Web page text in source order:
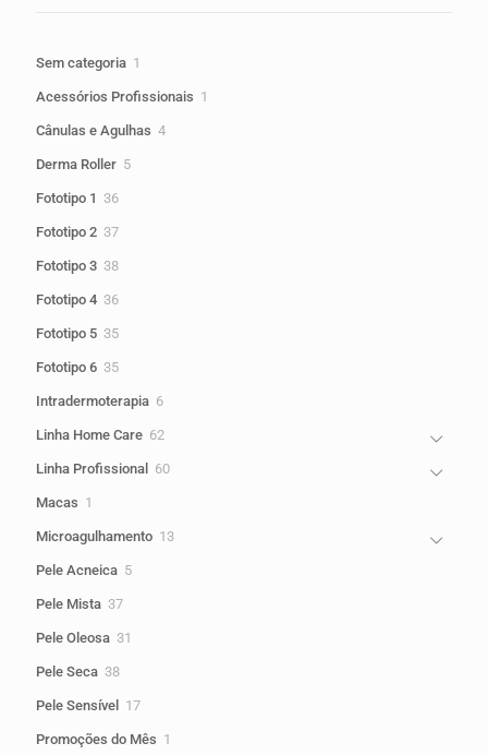
Sem categoria 1
Acessórios Profissionais 1
Cânulas e Agulhas 44
Derma Roller 55
Fototipo 1 3636
Fototipo 2 3737
Fototipo 3 3838
Fototipo 4 3636
Fototipo 5 3535
Fototipo 6 3535
Intradermoterapia 66
Linha Home Care 6262
Linha Profissional 6060
Macas 1
Microagulhamento 1313
Pele Acneica 55
Pele Mista 3737
Pele Oleosa 31
Pele Seca 3838
Pele Sensível 1717
Promoções do Mês 1